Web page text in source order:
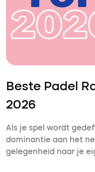
Beste Padel
2026
Als je spel wordt
dominantie aan het
gelegenheid naar je